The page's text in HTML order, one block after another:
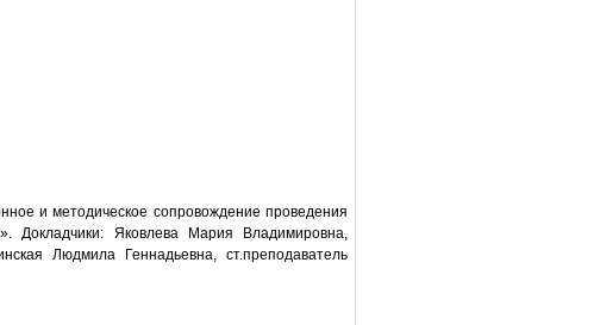
и методическое сопровождение проведения
Докладчики: Яковлева Мария Владимировна,
Людмила Геннадьевна, ст.преподаватель